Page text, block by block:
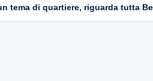
tema di quartiere, riguarda tutta